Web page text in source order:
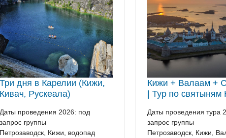
Три дня в Карелии (Кижи,
Кивач, Рускеала)
Даты проведения 2026: под
запрос группы
Петрозаводск, Кижи, водопад
Кижи + Валаам +
| Тур по святыням
Даты проведения тура
запрос группы
Петрозаводск, Кижи,